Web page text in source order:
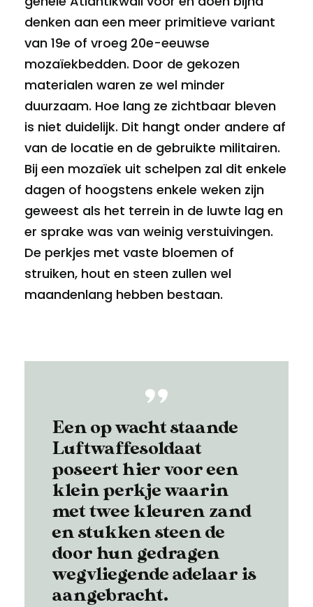
denken aan een meer primitieve variant
van 19e of vroeg 20e-eeuwse
mozaïekbedden. Door de gekozen
materialen waren ze wel minder
duurzaam. Hoe lang ze zichtbaar bleven
is niet duidelijk. Dit hangt onder andere af
van de locatie en de gebruikte militairen.
Bij een mozaïek uit schelpen zal dit enkele
dagen of hoogstens enkele weken zijn
geweest als het terrein in de luwte lag en
er sprake was van weinig verstuivingen.
De perkjes met vaste bloemen of
struiken, hout en steen zullen wel
maandenlang hebben bestaan.
Een op wacht staande
Luftwaffesoldaat
poseert hier voor een
klein perkje waarin
met twee kleuren zand
en stukken steen de
door hun gedragen
wegvliegende adelaar is
aangebracht.